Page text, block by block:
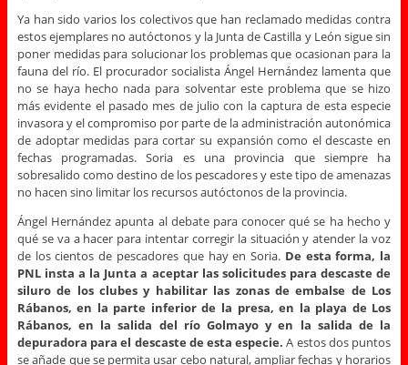
Ya han sido varios los colectivos que han reclamado medidas contra
estos ejemplares no autóctonos y la Junta de Castilla y León sigue sin
poner medidas para solucionar los problemas que ocasionan para la
fauna del río. El procurador socialista Ángel Hernández lamenta que
no se haya hecho nada para solventar este problema que se hizo
más evidente el pasado mes de julio con la captura de esta especie
invasora y el compromiso por parte de la administración autonómica
de adoptar medidas para cortar su expansión como el descaste en
fechas programadas. Soria es una provincia que siempre ha
sobresalido como destino de los pescadores y este tipo de amenazas
no hacen sino limitar los recursos autóctonos de la provincia.
Ángel Hernández apunta al debate para conocer qué se ha hecho y
qué se va a hacer para intentar corregir la situación y atender la voz
de los cientos de pescadores que hay en Soria. De esta forma, la
PNL insta a la Junta a aceptar las solicitudes para descaste de
siluro de los clubes y habilitar las zonas de embalse de Los
Rábanos, en la parte inferior de la presa, en la playa de Los
Rábanos, en la salida del río Golmayo y en la salida de la
depuradora para el descaste de esta especie.A estos dos puntos
se añade que se permita usar cebo natural, ampliar fechas y horarios